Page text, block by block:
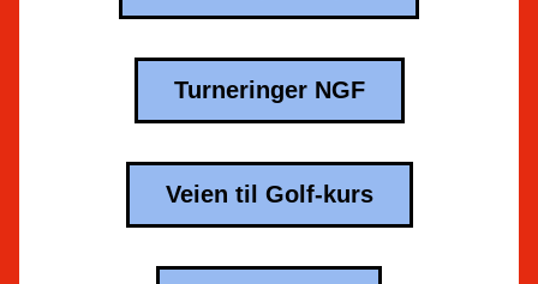
Turneringer NGF
Veien til Golf-kurs